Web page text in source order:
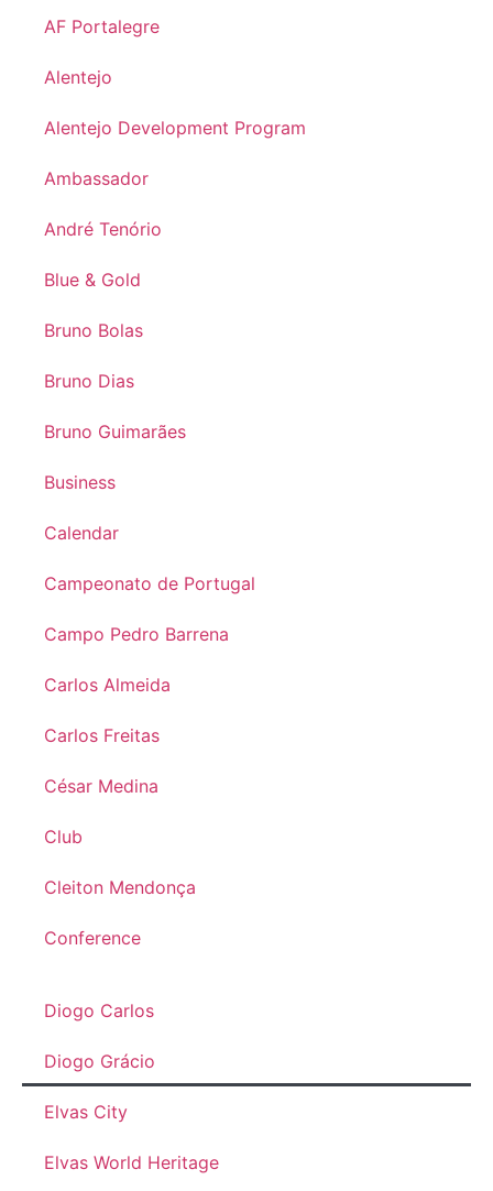
AF Portalegre
Alentejo
Alentejo Development Program
Ambassador
André Tenório
Blue & Gold
Bruno Bolas
Bruno Dias
Bruno Guimarães
Business
Calendar
Campeonato de Portugal
Campo Pedro Barrena
Carlos Almeida
Carlos Freitas
César Medina
Club
Cleiton Mendonça
Conference
Diogo Carlos
Diogo Grácio
Elvas City
Elvas World Heritage